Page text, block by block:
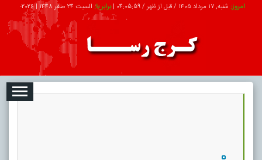
امروز: شنبه, ۱۷ مرداد ۱۴۰۵ / قبل از ظهر / 04:06:01
|برابر با:السبت 24 صفر 1448 |
تبلیغات درباره ما ارتباط با ما